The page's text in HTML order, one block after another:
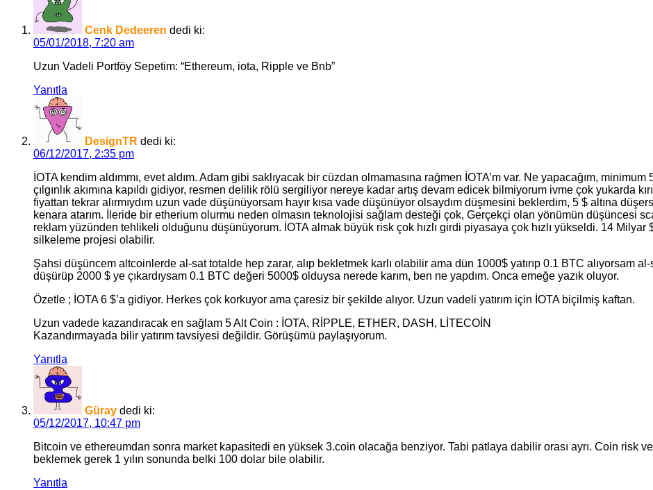
Cenk Dedeeren dedi ki:
05/01/2018, 7:20 am
Uzun Vadeli Portföy Sepetim: “Ethereum, iota, Ripple ve Bnb”
Yanıtla
DesignTR dedi ki:
06/12/2017, 2:35 pm
İOTA kendim aldımmı, evet aldım. Adam gibi saklıyacak bir cüzdan olmamasına rağmen İOTA’m var. Ne yapacağım, minimum
çılgınlık akımına kapıldı gidiyor, resmen delilik rölü sergiliyor nereye kadar artış devam edicek bilmiyorum ivme çok yukarda
fiyattan tekrar alırmıydım uzun vade düşünüyorsam hayır kısa vade düşünüyor olsaydım düşmesini beklerdim, 5 $ altına
kenara atarım. İleride bir etherium olurmu neden olmasın teknolojisi sağlam desteği çok, Gerçekçi olan yönümün düşüncesi
reklam yüzünden tehlikeli olduğunu düşünüyorum. İOTA almak büyük risk çok hızlı girdi piyasaya çok hızlı yükseldi. 14 Milyar
silkeleme projesi olabilir.
Şahsi düşüncem altcoinlerde al-sat totalde hep zarar, alıp bekletmek karlı olabilir ama dün 1000$ yatırıp 0.1 BTC alıyorsam
düşürüp 2000 $ ye çıkardıysam 0.1 BTC değeri 5000$ olduysa nerede karım, ben ne yapdım. Onca emeğe yazık oluyor.
Özetle ; İOTA 6 $’a gidiyor. Herkes çok korkuyor ama çaresiz bir şekilde alıyor. Uzun vadeli yatırım için İOTA biçilmiş kaftan.
Uzun vadede kazandıracak en sağlam 5 Alt Coin : İOTA, RİPPLE, ETHER, DASH, LİTECOİN
Kazandırmayada bilir yatırım tavsiyesi değildir. Görüşümü paylaşıyorum.
Yanıtla
Güray dedi ki:
05/12/2017, 10:47 pm
Bitcoin ve ethereumdan sonra market kapasitedi en yüksek 3.coin olacağa benziyor. Tabi patlaya dabilir orası ayrı. Coin risk ve
beklemek gerek 1 yılın sonunda belki 100 dolar bile olabilir.
Yanıtla